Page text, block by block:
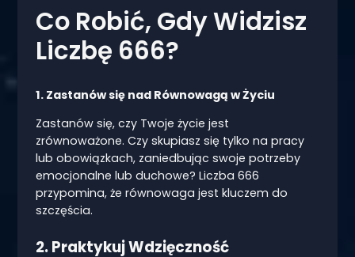
Co Robić, Gdy Widzisz
Liczbę 666?
1. Zastanów się nad Równowagą w Życiu
Zastanów się, czy Twoje życie jest
zrównoważone. Czy skupiasz się tylko na pracy
lub obowiązkach, zaniedbując swoje potrzeby
emocjonalne lub duchowe? Liczba 666
przypomina, że równowaga jest kluczem do
szczęścia.
2. Praktykuj Wdzięczność